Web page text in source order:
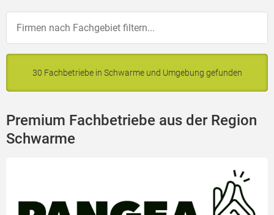
30 Fachbetriebe in Schwarme und Umgebung gefunden
Premium Fachbetriebe aus der Region
Schwarme